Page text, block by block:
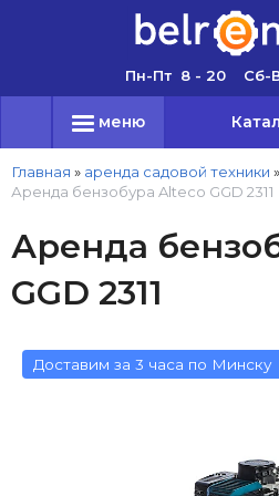
Пн-Пт 8 - 20 Сб-
меню
Главная » аренда садовой техники »
Аренда бензобура Alteco GGD 2311
Аренда
GGD 2311
Доставим за 3 часа по Минску